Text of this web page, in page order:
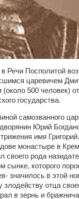
Речи Посполитой
царевичем
500 человек)
государства.
самозванного
Юрий
имя
монастыре в
своего рода
сынке, которого
значилось в этой
злодейству отца
в зернь и